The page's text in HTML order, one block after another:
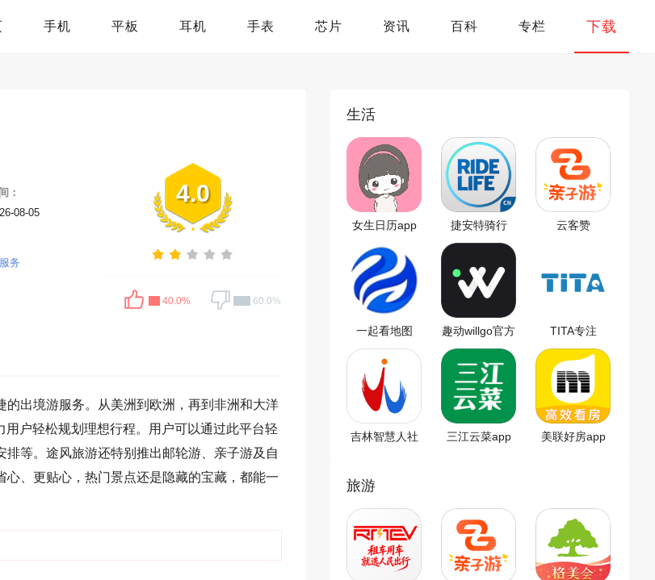
手机 平板 耳机 手表 芯片 资讯 百科 专栏 下载
4.0
40.0% 60.0%
：
08-05
务
出境游服务。从美洲到欧洲，再到非洲和大洋
户轻松规划理想行程。用户可以通过此平台轻
等。途风旅游还特别推出邮轮游、亲子游及自
、更贴心，热门景点还是隐藏的宝藏，都能一
生活
女生日历app
捷安特骑行
app
云客赞
一起看地图
app
趣动willgo官方
版
TITA专注
吉林智慧人社 三江云菜app 美联好房app
旅游